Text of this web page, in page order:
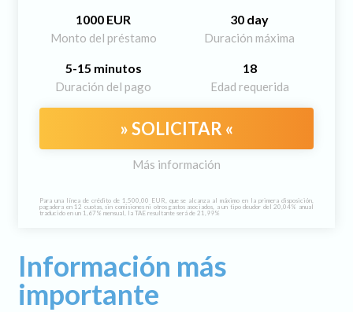
1000 EUR
Monto del préstamo
30 day
Duración máxima
5-15 minutos
Duración del pago
18
Edad requerida
» SOLICITAR «
Más información
Para una línea de crédito de 1.500,00 EUR, que se alcanza al máximo en la primera disposición,
pagadera en 12 cuotas, sin comisiones ni otros gastos asociados, a un tipo deudor del 20,04% anual
traducido en un 1,67% mensual, la TAE resultante será de 21,99%
Información más
importante